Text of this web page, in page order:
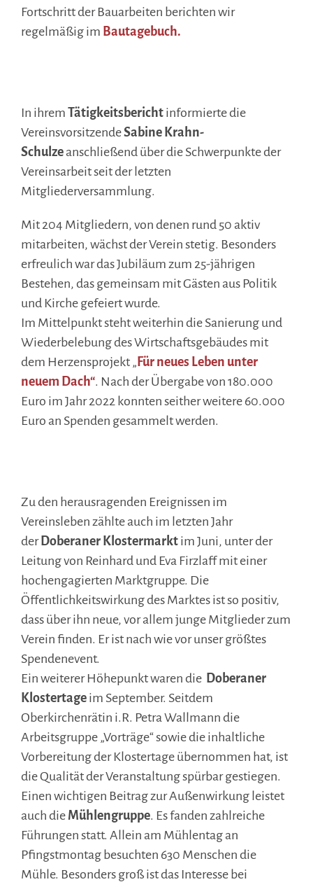
Fortschritt der Bauarbeiten berichten wir
regelmäßig im Bautagebuch.
In ihrem Tätigkeitsberichtinformierte die
VereinsvorsitzendeSabine Krahn-
Schulzeanschließend über die Schwerpunkte der
Vereinsarbeit seit der letzten
Mitgliederversammlung.
Mit 204 Mitgliedern, von denen rund 50 aktiv
mitarbeiten, wächst der Verein stetig. Besonders
erfreulich war das Jubiläum zum 25-jährigen
Bestehen, das gemeinsam mit Gästen aus Politik
und Kirche gefeiert wurde.
Im Mittelpunkt steht weiterhin die Sanierung und
Wiederbelebung des Wirtschaftsgebäudes mit
dem Herzensprojekt „Für neues Leben unter
neuem Dach“. Nach der Übergabe von 180.000
Euro im Jahr 2022 konnten seither weitere 60.000
Euro an Spenden gesammelt werden.
Zu den herausragenden Ereignissen im
Vereinsleben zählte auch im letzten Jahr
derDoberaner Klostermarktim Juni, unter der
Leitung von Reinhard und Eva Firzlaff mit einer
hochengagierten Marktgruppe. Die
Öffentlichkeitswirkung des Marktes ist so positiv,
dass über ihn neue, vor allem junge Mitglieder zum
Verein finden. Er ist nach wie vor unser größtes
Spendenevent.
Ein weiterer Höhepunkt waren die Doberaner
Klostertageim September. Seitdem
Oberkirchenrätin i.R. Petra Wallmann die
Arbeitsgruppe „Vorträge“ sowie die inhaltliche
Vorbereitung der Klostertage übernommen hat, ist
die Qualität der Veranstaltung spürbar gestiegen.
Einen wichtigen Beitrag zur Außenwirkung leistet
auch die Mühlengruppe. Es fanden zahlreiche
Führungen statt. Allein am Mühlentag an
Pfingstmontag besuchten 630 Menschen die
Mühle. Besonders groß ist das Interesse bei